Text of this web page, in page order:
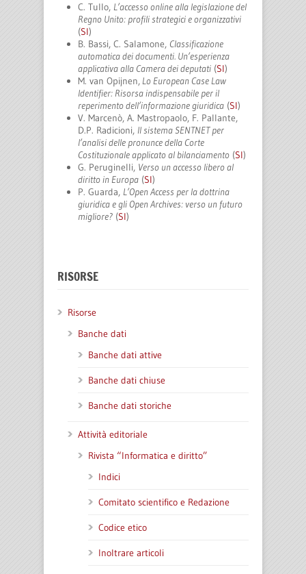
C. Tullo, L’accesso online alla legislazione del
Regno Unito: profili strategici e organizzativi
(SI)
B. Bassi, C. Salamone, Classificazione
automatica dei documenti. Un’esperienza
applicativa alla Camera dei deputati (SI)
M. van Opijnen, Lo European Case Law
Identifier: Risorsa indispensabile per il
reperimento dell’informazione giuridica (SI)
V. Marcenò, A. Mastropaolo, F. Pallante,
D.P. Radicioni, Il sistema SENTNET per
l’analisi delle pronunce della Corte
Costituzionale applicato al bilanciamento (SI)
G. Peruginelli, Verso un accesso libero al
diritto in Europa (SI)
P. Guarda, L’Open Access per la dottrina
giuridica e gli Open Archives: verso un futuro
migliore? (SI)
RISORSE
Risorse
Banche dati
Banche dati attive
Banche dati chiuse
Banche dati storiche
Attività editoriale
Rivista “Informatica e diritto”
Indici
Comitato scientifico e Redazione
Codice etico
Inoltrare articoli